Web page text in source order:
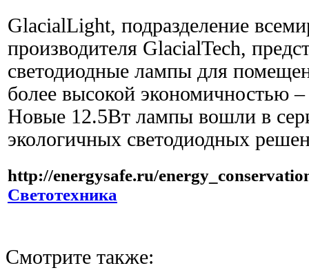
GlacialLight, подразделение
производителя GlacialTech,
светодиодные лампы для
более высокой экономичностью
Новые 12.5Вт лампы вошли в
экологичных светодиодных
http://energysafe.ru/
Светотехника
Смотрите также: